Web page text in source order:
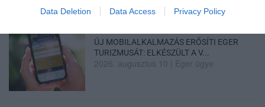
Data Deletion Data Access Privacy Policy
ÚJ MOBILALKALMAZÁS ERŐSÍTI EGER
TURIZMUSÁT: ELKÉSZÜLT A V...
2026. augusztus 10 Eger ügye